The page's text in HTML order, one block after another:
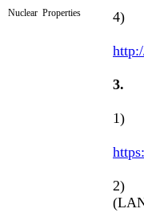
Nuclear Properties 4)
1)
2)